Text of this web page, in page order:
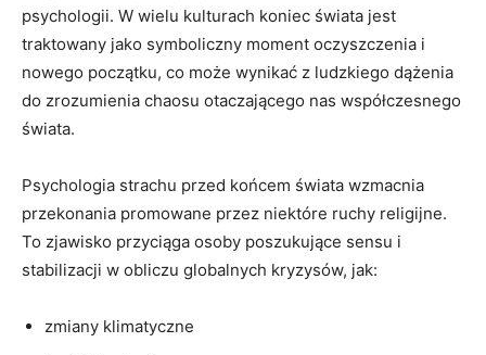
psychologii. W wielu kulturach koniec świata jest
traktowany jako ⁢symboliczny ‍moment ⁤oczyszczenia i
nowego początku, co może wynikać z ludzkiego dążenia⁢
do zrozumienia chaosu otaczającego ⁢nas współczesnego
świata.
Psychologia strachu przed końcem świata wzmacnia
przekonania promowane przez niektóre ruchy religijne.
To zjawisko⁤ przyciąga osoby poszukujące ‌sensu i
stabilizacji w obliczu‍ globalnych​ kryzysów, jak:
zmiany klimatyczne